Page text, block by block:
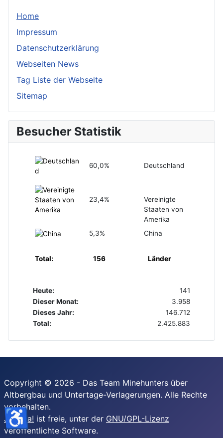
Home
Impressum
Datenschutzerklärung
Webseiten News
Tag Liste der Webseite
Sitemap
Besucher Statistik
60,0% Deutschland
23,4%
Vereinigte
Staaten von
Amerika
5,3%
China
Total: 156 Länder
Heute:
141
Dieser Monat:
3.958
Dieses Jahr:
146.712
Total:
2.425.883
Copyright © 2026 - Das Team Minehunters über
Altbergbau und Untertage-Verlagerungen. Alle Rechte
vorbehalten.
Joomla! ist freie, unter der GNU/GPL-Lizenz
veröffentlichte Software.